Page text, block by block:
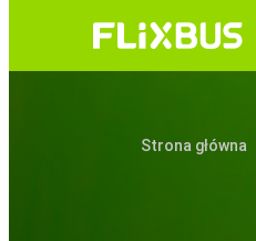
Strona główna